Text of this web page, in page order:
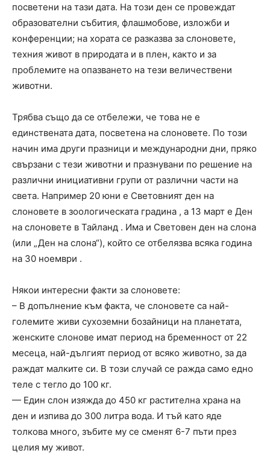
посветени на тази дата. На този ден се провеждат
образователни събития, флашмобове, изложби и
конференции; на хората се разказва за слоновете,
техния живот в природата и в плен, както и за
проблемите на опазването на тези величествени
животни.
Трябва също да се отбележи, че това не е
единствената дата, посветена на слоновете. По този
начин има други празници и международни дни, пряко
свързани с тези животни и празнувани по решение на
различни инициативни групи от различни части на
света. Например 20 юни е Световният ден на
слоновете в зоологическата градина , а 13 март е Ден
на слоновете в Тайланд . Има и Световен ден на слона
(или „Ден на слона“), който се отбелязва всяка година
на 30 ноември .
Някои интересни факти за слоновете:
– В допълнение към факта, че слоновете са най-
големите живи сухоземни бозайници на планетата,
женските слонове имат период на бременност от 22
месеца, най-дългият период от всяко животно, за да
раждат малките си. В този случай се ражда само едно
теле с тегло до 100 кг.
— Един слон изяжда до 450 кг растителна храна на
ден и изпива до 300 литра вода. И тъй като яде
толкова много, зъбите му се сменят 6-7 пъти през
целия му живот.